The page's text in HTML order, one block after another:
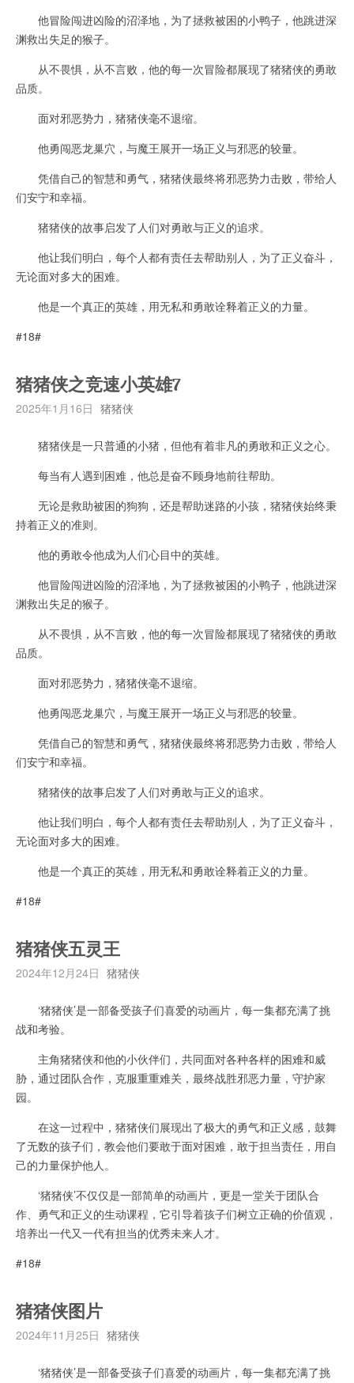
他冒险闯进凶险的沼泽地，为了拯救被困的小鸭子，他跳进深
渊救出失足的猴子。
从不畏惧，从不言败，他的每一次冒险都展现了猪猪侠的勇敢
品质。
面对邪恶势力，猪猪侠毫不退缩。
他勇闯恶龙巢穴，与魔王展开一场正义与邪恶的较量。
凭借自己的智慧和勇气，猪猪侠最终将邪恶势力击败，带给人
们安宁和幸福。
猪猪侠的故事启发了人们对勇敢与正义的追求。
他让我们明白，每个人都有责任去帮助别人，为了正义奋斗，
无论面对多大的困难。
他是一个真正的英雄，用无私和勇敢诠释着正义的力量。
#18#
猪猪侠之竞速小英雄7
2025年1月16日 猪猪侠
猪猪侠是一只普通的小猪，但他有着非凡的勇敢和正义之心。
每当有人遇到困难，他总是奋不顾身地前往帮助。
无论是救助被困的狗狗，还是帮助迷路的小孩，猪猪侠始终秉
持着正义的准则。
他的勇敢令他成为人们心目中的英雄。
他冒险闯进凶险的沼泽地，为了拯救被困的小鸭子，他跳进深
渊救出失足的猴子。
从不畏惧，从不言败，他的每一次冒险都展现了猪猪侠的勇敢
品质。
面对邪恶势力，猪猪侠毫不退缩。
他勇闯恶龙巢穴，与魔王展开一场正义与邪恶的较量。
凭借自己的智慧和勇气，猪猪侠最终将邪恶势力击败，带给人
们安宁和幸福。
猪猪侠的故事启发了人们对勇敢与正义的追求。
他让我们明白，每个人都有责任去帮助别人，为了正义奋斗，
无论面对多大的困难。
他是一个真正的英雄，用无私和勇敢诠释着正义的力量。
#18#
猪猪侠五灵王
2024年12月24日 猪猪侠
‘猪猪侠’是一部备受孩子们喜爱的动画片，每一集都充满了挑
战和考验。
主角猪猪侠和他的小伙伴们，共同面对各种各样的困难和威
胁，通过团队合作，克服重重难关，最终战胜邪恶力量，守护家
园。
在这一过程中，猪猪侠们展现出了极大的勇气和正义感，鼓舞
了无数的孩子们，教会他们要敢于面对困难，敢于担当责任，用自
己的力量保护他人。
‘猪猪侠’不仅仅是一部简单的动画片，更是一堂关于团队合
作、勇气和正义的生动课程，它引导着孩子们树立正确的价值观，
培养出一代又一代有担当的优秀未来人才。
#18#
猪猪侠图片
2024年11月25日 猪猪侠
‘猪猪侠’是一部备受孩子们喜爱的动画片，每一集都充满了挑